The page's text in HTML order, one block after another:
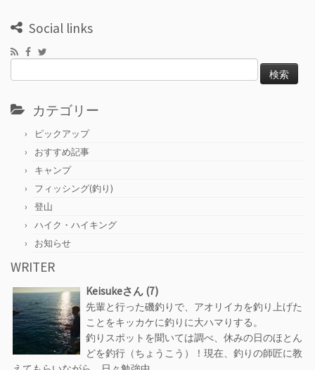
Social links
索:
カテゴリー
ピックアップ
おすすめ記事
キャンプ
フィッシング(釣り)
登山
ハイク・ハイキング
お知らせ
WRITER
Keisukeさん (7)
先輩と行った磯釣りで、アオリイカを釣り上げた
ことをキッカケに釣りに大ハマりする。
釣りスポットを聞いては調べ、休みの日のほとん
どを釣行（ちょうこう）！現在、釣りの師匠に教